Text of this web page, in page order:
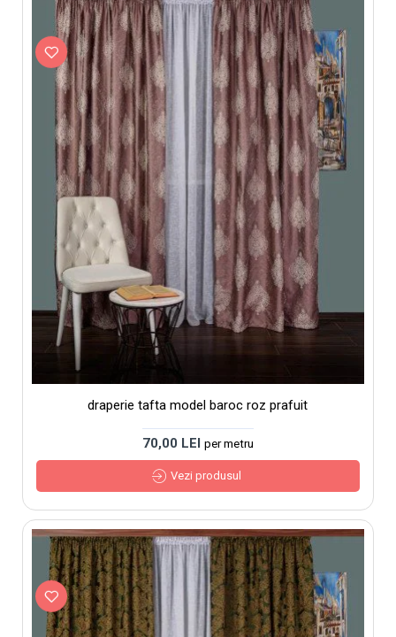
draperie tafta model baroc roz prafuit
70,00 LEI per metru
Vezi produsul